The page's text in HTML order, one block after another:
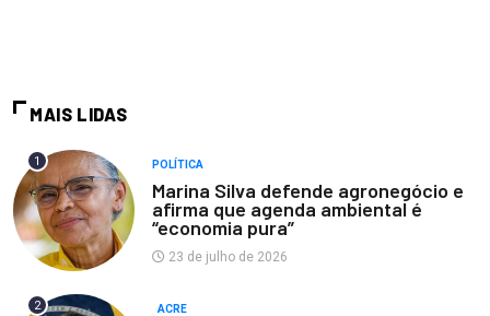
MAIS LIDAS
1 POLÍTICA
Marina Silva defende agronegócio e
afirma que agenda ambiental é
“economia pura”
23 de julho de 2026
2 ACRE